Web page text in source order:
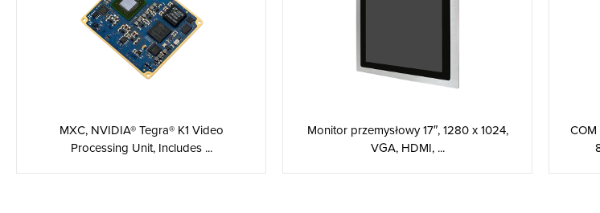
MXC, NVIDIA® Tegra® K1 Video
Processing Unit, Includes ...
Monitor przemysłowy 17″, 1280 x 1024,
VGA, HDMI, ...
COM